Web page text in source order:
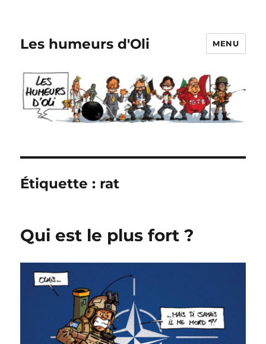
Les humeurs d'Oli MENU
Étiquette : rat
Qui est le plus fort ?